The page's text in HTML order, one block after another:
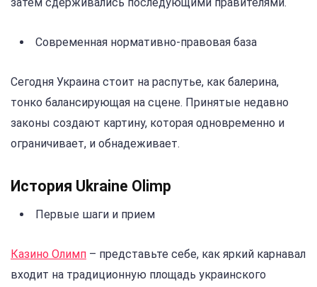
затем сдерживались последующими правителями.
Современная нормативно-правовая база
Сегодня Украина стоит на распутье, как балерина,
тонко балансирующая на сцене. Принятые недавно
законы создают картину, которая одновременно и
ограничивает, и обнадеживает.
История Ukraine Olimp
Первые шаги и прием
Казино Олимп – представьте себе, как яркий карнавал
входит на традиционную площадь украинского